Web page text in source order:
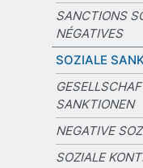
SANCTIONS
NÉGATIVES
SOZIALE
SANKTIONEN
NEGATIVE
SOZIALE